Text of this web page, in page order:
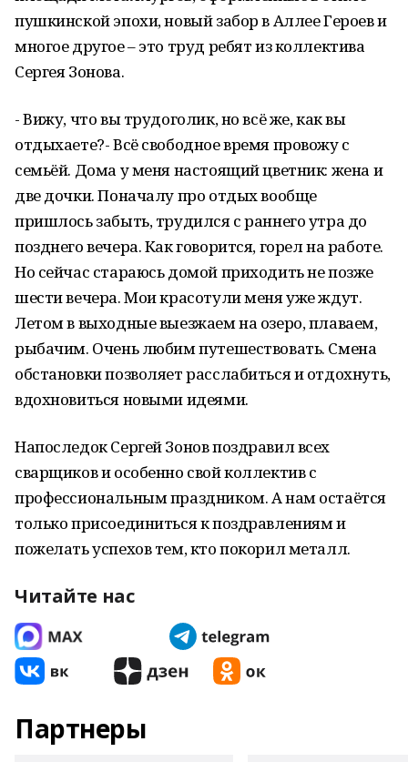
пушкинской эпохи, новый забор в Аллее Героев и
многое другое – это труд ребят из коллектива
Сергея Зонова.
- Вижу, что вы трудоголик, но всё же, как вы
отдыхаете?- Всё свободное время провожу с
семьёй. Дома у меня настоящий цветник: жена и
две дочки. Поначалу про отдых вообще
пришлось забыть, трудился с раннего утра до
позднего вечера. Как говорится, горел на работе.
Но сейчас стараюсь домой приходить не позже
шести вечера. Мои красотули меня уже ждут.
Летом в выходные выезжаем на озеро, плаваем,
рыбачим. Очень любим путешествовать. Смена
обстановки позволяет расслабиться и отдохнуть,
вдохновиться новыми идеями.
Напоследок Сергей Зонов поздравил всех
сварщиков и особенно свой коллектив с
профессиональным праздником. А нам остаётся
только присоединиться к поздравлениям и
пожелать успехов тем, кто покорил металл.
Читайте нас
Партнеры